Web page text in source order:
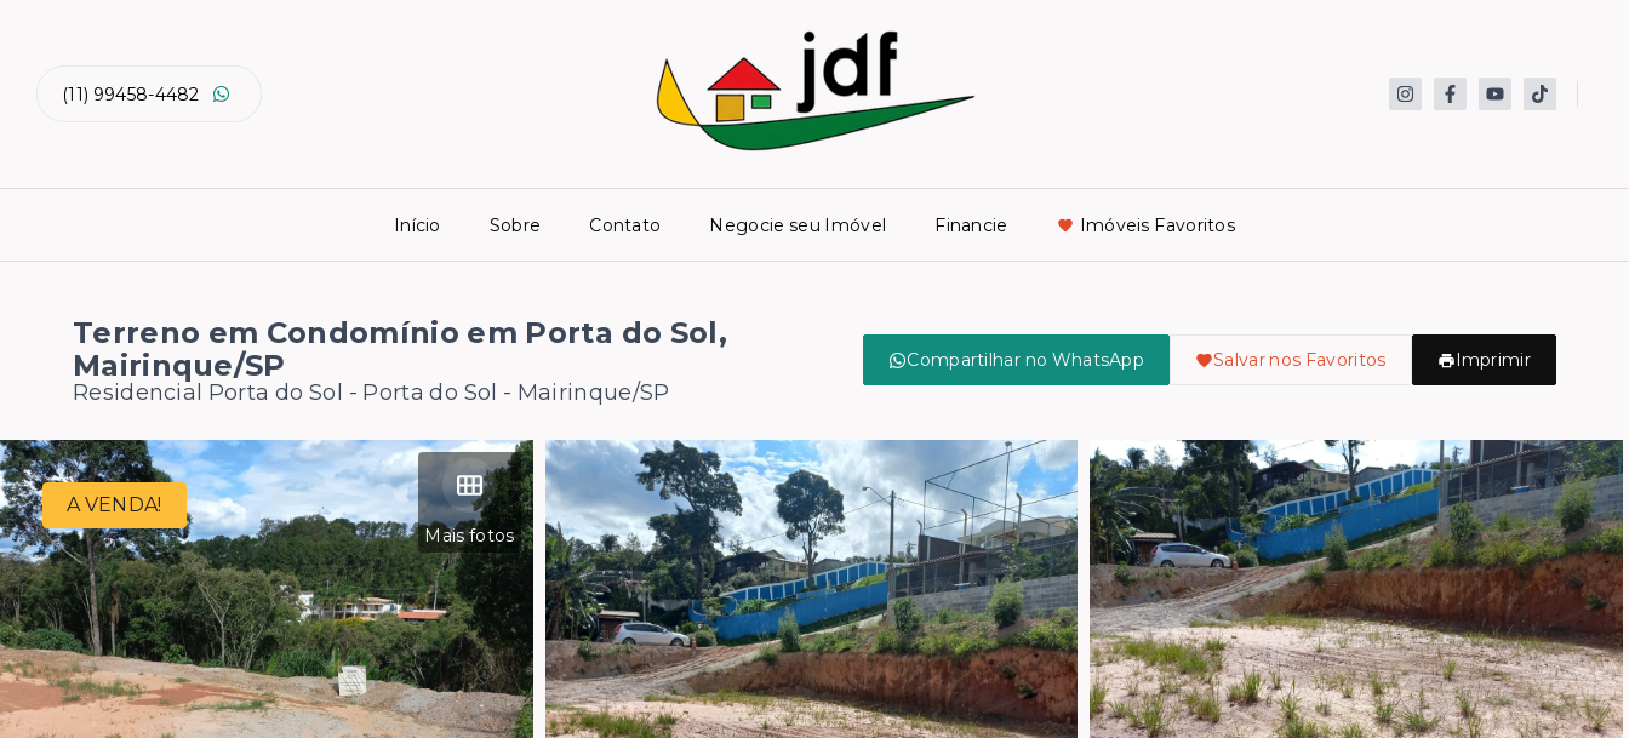
(11) 99458-4482
Início Sobre Contato Negocie seu Imóvel Financie Imóveis Favoritos
Terreno em Condomínio em Porta do Sol,
Mairinque/SP
Residencial Porta do Sol - Porta do Sol - Mairinque/SP
Compartilhar no WhatsApp Salvar nos Favoritos Imprimir
Mais fotos
A VENDA!